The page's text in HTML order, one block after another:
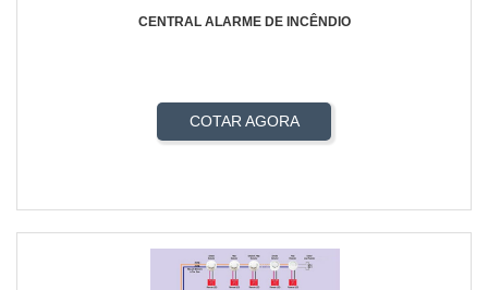
CENTRAL ALARME DE INCÊNDIO
COTAR AGORA